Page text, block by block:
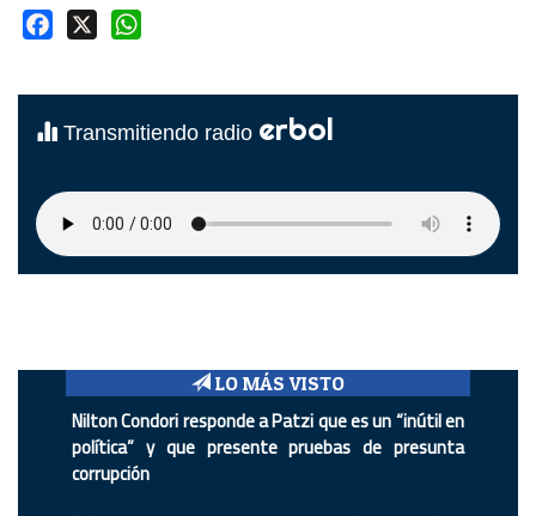
Facebook
Transmitiendo radio erbol
LO MÁS VISTO
Nilton Condori responde a Patzi que es un “inútil en
política” y que presente pruebas de presunta
corrupción